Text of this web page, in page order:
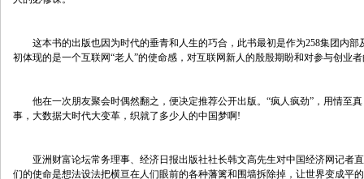
这本书的出版也因为时代的垂青和人生的巧合，此书最初是作为258集团内部
初体现的是一个互联网“老人”的使命感，对互联网新人的殷殷期盼和对参与创业
他在一次朋友聚会时偶然翻之，便决定推荐公开出版。“疯人疯劲”，用情至真
事，大数据大时代大变革，织就了多少人的中国梦啊!
亚洲财富论坛常务理事、经济日报出版社社长韩文高先生对中国经济网记者
们的使命是想法设法把横亘在人们眼前的各种藩篱和围墙拆除掉，让世界变成平